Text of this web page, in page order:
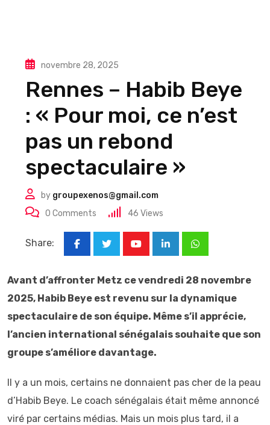
novembre 28, 2025
Rennes – Habib Beye
: « Pour moi, ce n’est
pas un rebond
spectaculaire »
by groupexenos@gmail.com
0 Comments 46 Views
Share:
LinkedInWhatsapp
Avant d’affronter Metz ce vendredi 28 novembre
2025, Habib Beye est revenu sur la dynamique
spectaculaire de son équipe. Même s’il apprécie,
l’ancien international sénégalais souhaite que son
groupe s’améliore davantage.
Il y a un mois, certains ne donnaient pas cher de la peau
d’Habib Beye. Le coach sénégalais était même annoncé
viré par certains médias. Mais un mois plus tard, il a